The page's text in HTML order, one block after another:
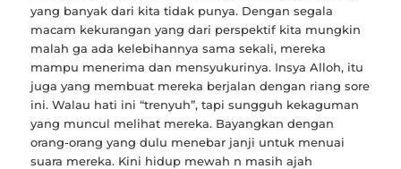
yang banyak dari kita tidak punya. Dengan segala
macam kekurangan yang dari perspektif kita mungkin
malah ga ada kelebihannya sama sekali, mereka
mampu menerima dan mensyukurinya. Insya Alloh, itu
juga yang membuat mereka berjalan dengan riang sore
ini. Walau hati ini “trenyuh”, tapi sungguh kekaguman
yang muncul melihat mereka. Bayangkan dengan
orang-orang yang dulu menebar janji untuk menuai
suara mereka. Kini hidup mewah n masih ajah